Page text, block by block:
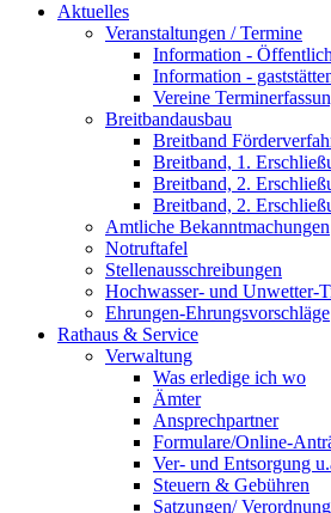
Aktuelles
Veranstaltungen / Termine
Information -
Information -
Vereine
Breitbandausbau
Breitband
Breitband, 1.
Breitband, 2.
Breitband, 2.
Amtliche Bekanntmachungen
Notruftafel
Stellenausschreibungen
Hochwasser- und Unwetter-
Ehrungen-Ehrungsvorschläge
Rathaus & Service
Verwaltung
Was erledige ich wo
Ämter
Ansprechpartner
Formulare/Online-
Ver- und Entsorgung
Steuern & Gebühren
Satzungen/